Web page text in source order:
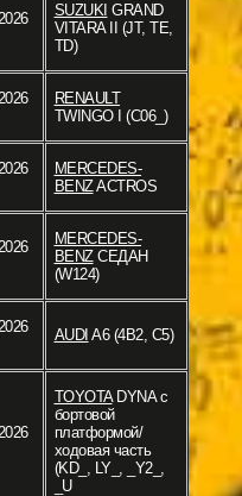
SUZUKI GRAND
VITARA II (JT, TE,
TD)
RENAULT
TWINGO I (C06_)
MERCEDES-
BENZACTROS
MERCEDES-
BENZСЕДАН
(W124)
AUDI A6 (4B2, C5)
TOYOTADYNA c
бортовой
платформой/
ходовая часть
(KD_, LY_, _Y2_,
_U